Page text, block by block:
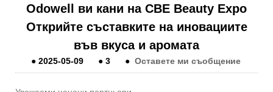
Odowell ви кани на CBE Beauty Expo
Открийте съставките на иновациите
във вкуса и аромата
●2025-05-09 ●3 ● Оставете ми съобщение